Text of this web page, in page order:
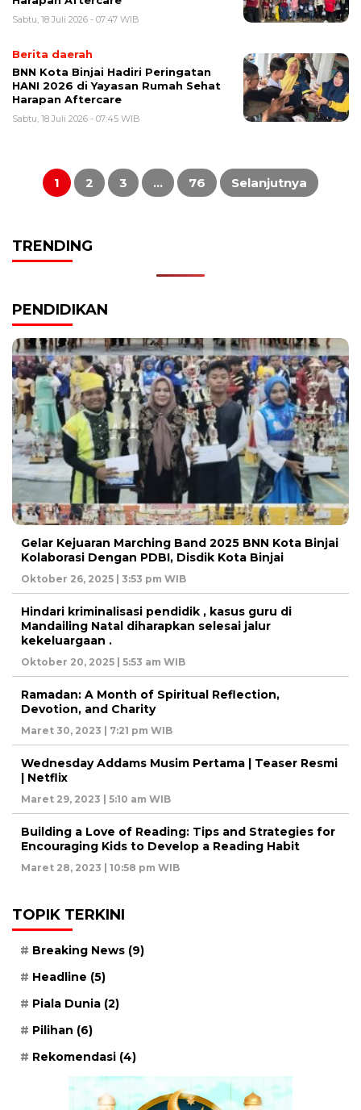
Sabtu, 18 Juli 2026 - 07:47 WIB
Berita daerah
BNN Kota Binjai Hadiri Peringatan
HANI 2026 di Yayasan Rumah Sehat
Harapan Aftercare
Sabtu, 18 Juli 2026 - 07:45 WIB
Paginasi
pos
1 2 3 … 76 Selanjutnya
TRENDING
PENDIDIKAN
Gelar Kejuaran Marching Band 2025 BNN Kota Binjai
Kolaborasi Dengan PDBI, Disdik Kota Binjai
Oktober 26, 2025 | 3:53 pm WIB
Hindari kriminalisasi pendidik , kasus guru di
Mandailing Natal diharapkan selesai jalur
kekeluargaan .
Oktober 20, 2025 | 5:53 am WIB
Ramadan: A Month of Spiritual Reflection,
Devotion, and Charity
Maret 30, 2023 | 7:21 pm WIB
Wednesday Addams Musim Pertama | Teaser Resmi
| Netflix
Maret 29, 2023 | 5:10 am WIB
Building a Love of Reading: Tips and Strategies for
Encouraging Kids to Develop a Reading Habit
Maret 28, 2023 | 10:58 pm WIB
TOPIK TERKINI
Breaking News (9)
Headline (5)
Piala Dunia (2)
Pilihan (6)
Rekomendasi (4)